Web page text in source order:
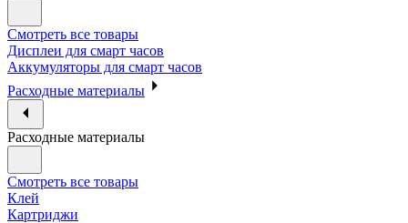
Смотреть все товары
Дисплеи для смарт часов
Аккумуляторы для смарт часов
Расходные материалы
Расходные материалы
Смотреть все товары
Клей
Картриджи